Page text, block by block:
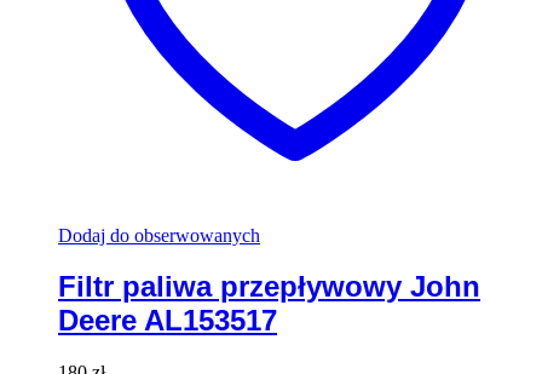
Dodaj do obserwowanych
Filtr paliwa przepływowy John
Deere AL153517